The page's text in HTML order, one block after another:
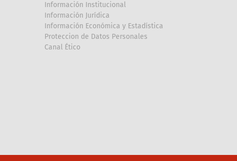
Información Institucional
Información Jurídica
Información Económica y Estadística
Proteccion de Datos Personales
Canal Ético